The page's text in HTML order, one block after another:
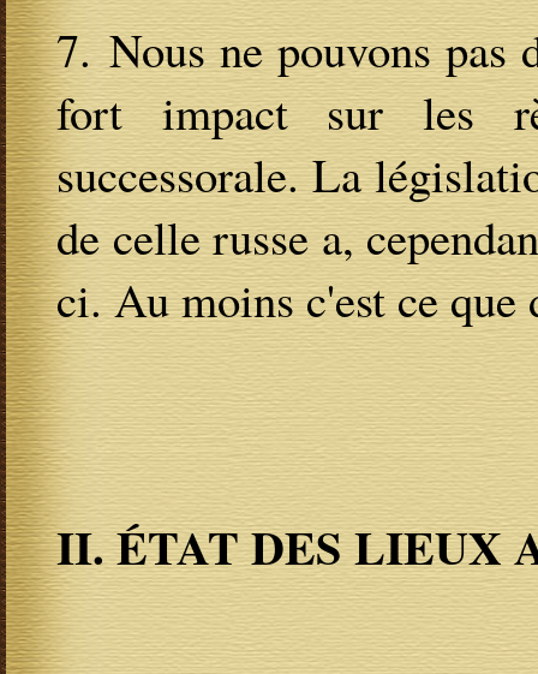
7. Nous ne pouvons
fort impact sur les
successorale. La
de celle russe a,
ci. Au moins c'est ce
II. ÉTAT DES LIEUX